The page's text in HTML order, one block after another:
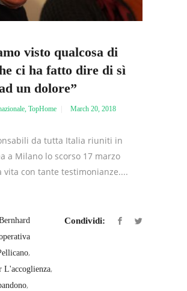
visto qualcosa di
ci ha fatto dire di sì
un dolore”
TopHome March 20, 2018
da tutta Italia riuniti in
a Milano lo scorso 17 marzo
vita con tante testimonianze....
,
L'accoglienza,
,
Condividi: